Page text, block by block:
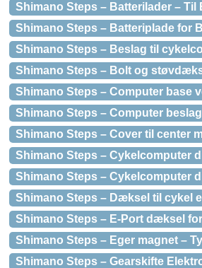
Shimano Steps – Batterilader – Til
Shimano Steps – Batteriplade for
Shimano Steps – Beslag til
Shimano Steps – Bolt og
Shimano Steps – Computer base
Shimano Steps – Computer
Shimano Steps – Cover til center
Shimano Steps – Cykelcomputer
Shimano Steps – Cykelcomputer
Shimano Steps – Dæksel til cykel
Shimano Steps – E-Port dæksel
Shimano Steps – Eger magnet –
Shimano Steps – Gearskifte